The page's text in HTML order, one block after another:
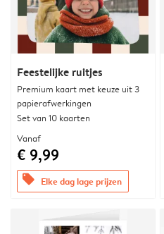
Feestelijke ruitjes
Premium kaart met keuze uit 3
papierafwerkingen
Set van 10 kaarten
Vanaf
€ 9,99
offers Elke dag lage prijzen